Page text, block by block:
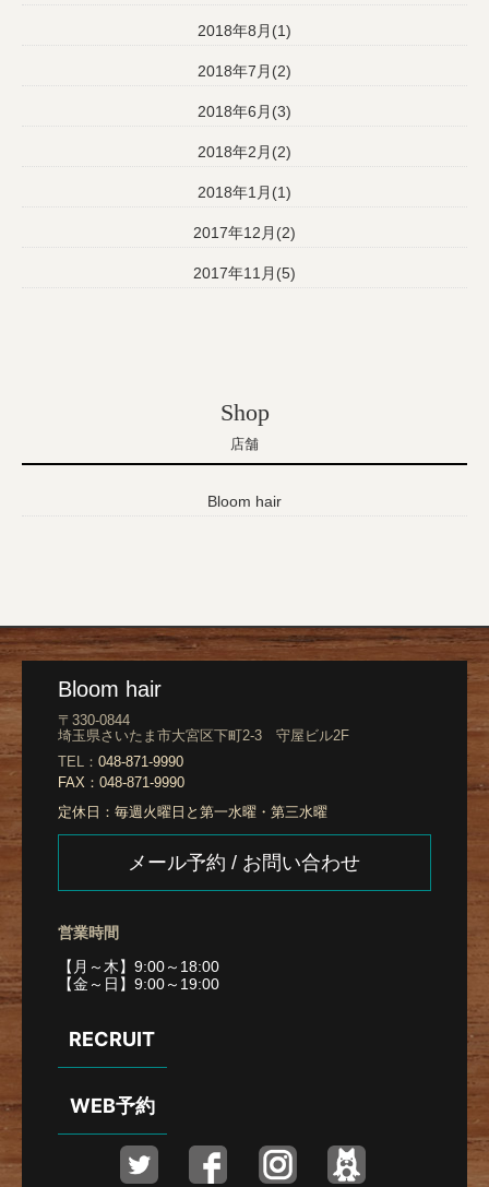
2018年8月(1)
2018年7月(2)
2018年6月(3)
2018年2月(2)
2018年1月(1)
2017年12月(2)
2017年11月(5)
Shop
店舗
Bloom hair
Bloom hair
〒330-0844
埼玉県さいたま市大宮区下町2-3 守屋ビル2F
TEL： 048-871-9990
FAX： 048-871-9990
定休日： 毎週火曜日と第一水曜・第三水曜
メール予約 / お問い合わせ
営業時間
【月～木】9:00～18:00
【金～日】9:00～19:00
RECRUIT
WEB予約